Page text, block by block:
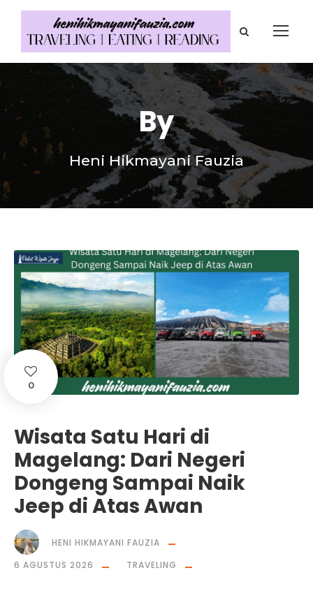
By
Heni Hikmayani Fauzia
0
Wisata Satu Hari di
Magelang: Dari Negeri
Dongeng Sampai Naik
Jeep di Atas Awan
HENI HIKMAYANI FAUZIA
6 AGUSTUS 2026
TRAVELING